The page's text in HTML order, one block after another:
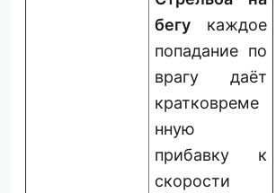
бегу каждое
попадание по
врагу даёт
кратковреме
нную
прибавку к
скорости